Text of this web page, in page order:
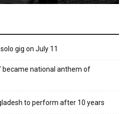
gig on July 11
became national anthem of
to perform after 10 years